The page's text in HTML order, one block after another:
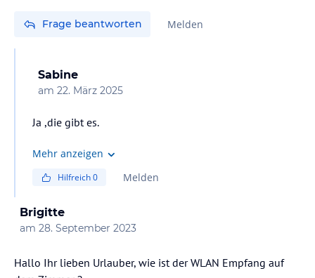
Frage beantworten Melden
Sabine
am 22. März 2025
Ja ,die gibt es.
Mehr anzeigen
Hilfreich0 Melden
Brigitte
am 28. September 2023
Hallo Ihr lieben Urlauber, wie ist der WLAN Empfang auf